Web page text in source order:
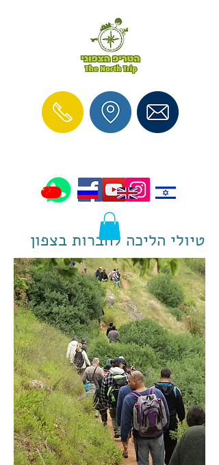
טיולי הליכה לחברות בצפון